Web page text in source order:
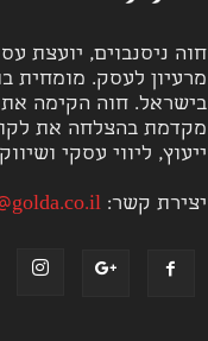
חוה ניסנבוים, יועצת
מרעיון לעסק. מומחית
מקדמת בהצלחה את
ייעוץ, ליווי עסקי
יצירת קשר: